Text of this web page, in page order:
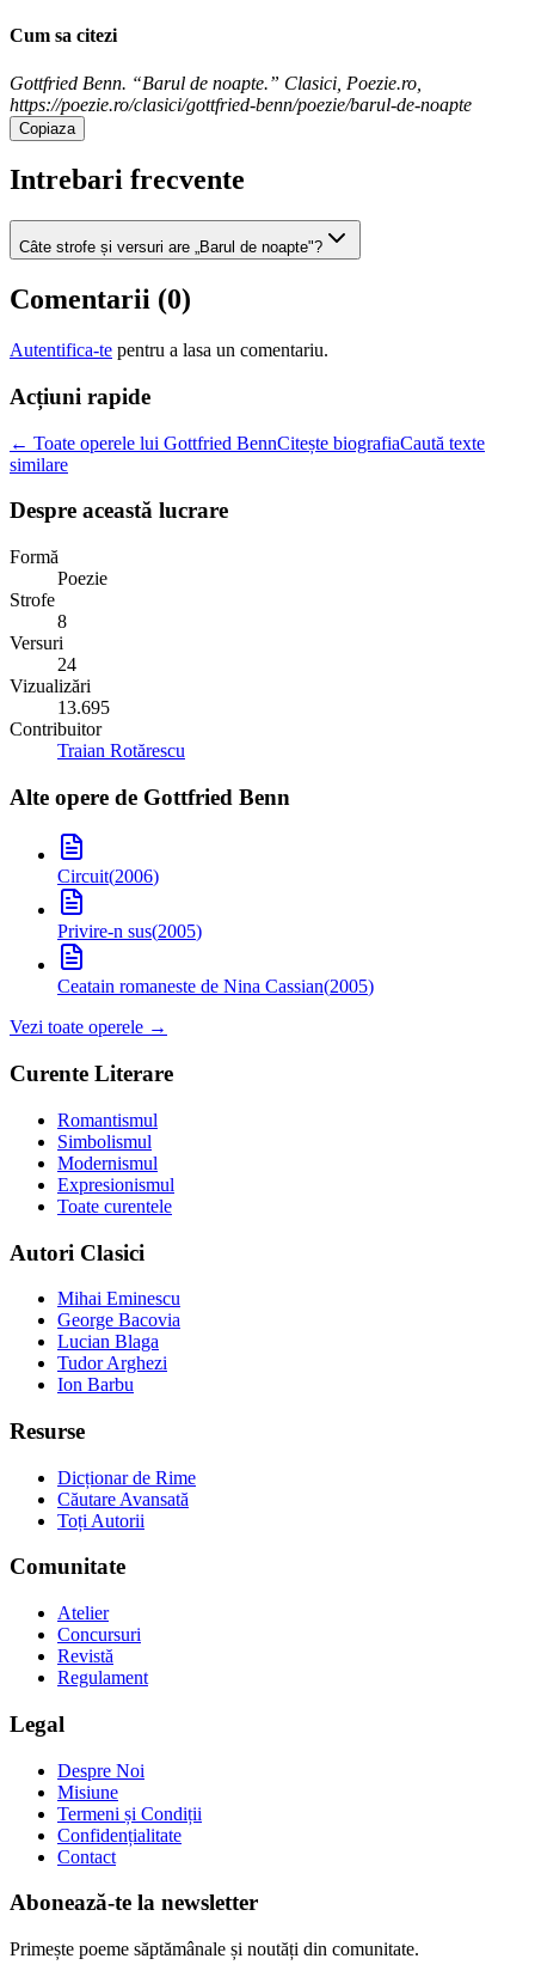
Cum sa citezi
Gottfried Benn. “Barul de noapte.” Clasici, Poezie.ro,
https://poezie.ro/clasici/gottfried-benn/poezie/barul-de-noapte
Copiaza
Intrebari frecvente
Câte strofe și versuri are „Barul de noapte"?
Comentarii (0)
Autentifica-te pentru a lasa un comentariu.
Acțiuni rapide
← Toate operele lui Gottfried BennCitește biografiaCaută texte
similare
Despre această lucrare
Formă
Poezie
Strofe
8
Versuri
24
Vizualizări
13.695
Contribuitor
Traian Rotărescu
Alte opere de Gottfried Benn
Circuit(2006)
Privire-n sus(2005)
Ceatain romaneste de Nina Cassian(2005)
Vezi toate operele →
Curente Literare
Romantismul
Simbolismul
Modernismul
Expresionismul
Toate curentele
Autori Clasici
Mihai Eminescu
George Bacovia
Lucian Blaga
Tudor Arghezi
Ion Barbu
Resurse
Dicționar de Rime
Căutare Avansată
Toți Autorii
Comunitate
Atelier
Concursuri
Revistă
Regulament
Legal
Despre Noi
Misiune
Termeni și Condiții
Confidențialitate
Contact
Abonează-te la newsletter
Primește poeme săptămânale și noutăți din comunitate.